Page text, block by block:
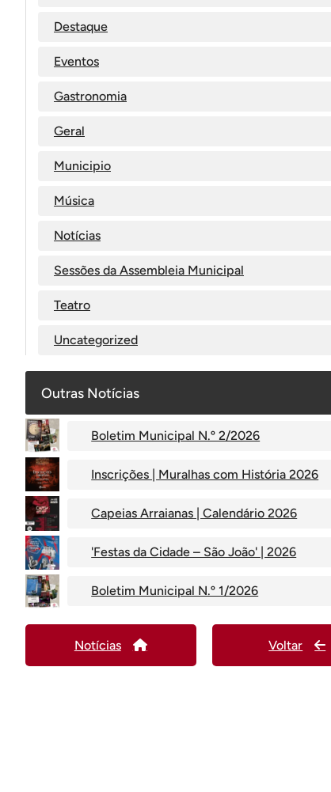
Destaque
Eventos
Gastronomia
Geral
Municipio
Música
Notícias
Sessões da Assembleia Municipal
Teatro
Uncategorized
Outras Notícias
Boletim Municipal N.º 2/2026
Inscrições | Muralhas com História 2026
Capeias Arraianas | Calendário 2026
'Festas da Cidade – São João' | 2026
Boletim Municipal N.º 1/2026
Notícias Voltar